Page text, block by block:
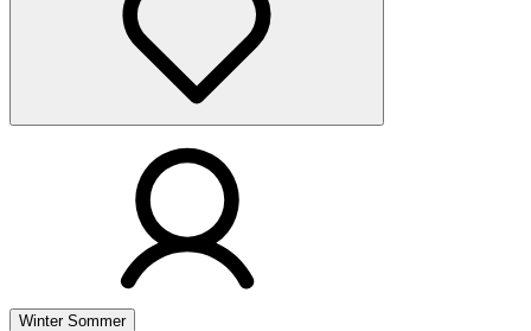
Winter Sommer